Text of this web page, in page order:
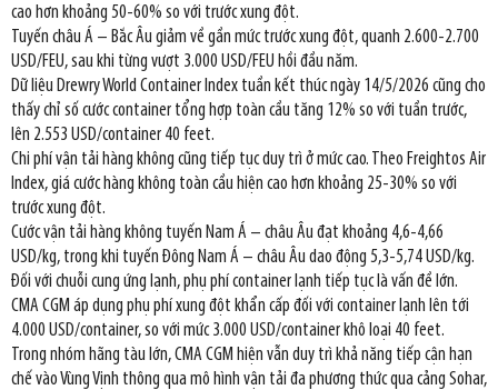
cao hơn khoảng 50-60% so với trước xung đột.
Tuyến châu Á – Bắc Âu giảm về gần mức trước xung đột, quanh 2.600-2.700
USD/FEU, sau khi từng vượt 3.000 USD/FEU hồi đầu năm.
Dữ liệu Drewry World Container Index tuần kết thúc ngày 14/5/2026 cũng cho
thấy chỉ số cước container tổng hợp toàn cầu tăng 12% so với tuần trước,
lên 2.553 USD/container 40 feet.
Chi phí vận tải hàng không cũng tiếp tục duy trì ở mức cao. Theo Freightos Air
Index, giá cước hàng không toàn cầu hiện cao hơn khoảng 25-30% so với
trước xung đột.
Cước vận tải hàng không tuyến Nam Á – châu Âu đạt khoảng 4,6-4,66
USD/kg, trong khi tuyến Đông Nam Á – châu Âu dao động 5,3-5,74 USD/kg.
Đối với chuỗi cung ứng lạnh, phụ phí container lạnh tiếp tục là vấn đề lớn.
CMA CGM áp dụng phụ phí xung đột khẩn cấp đối với container lạnh lên tới
4.000 USD/container, so với mức 3.000 USD/container khô loại 40 feet.
Trong nhóm hãng tàu lớn, CMA CGM hiện vẫn duy trì khả năng tiếp cận hạn
chế vào Vùng Vịnh thông qua mô hình vận tải đa phương thức qua cảng Sohar,